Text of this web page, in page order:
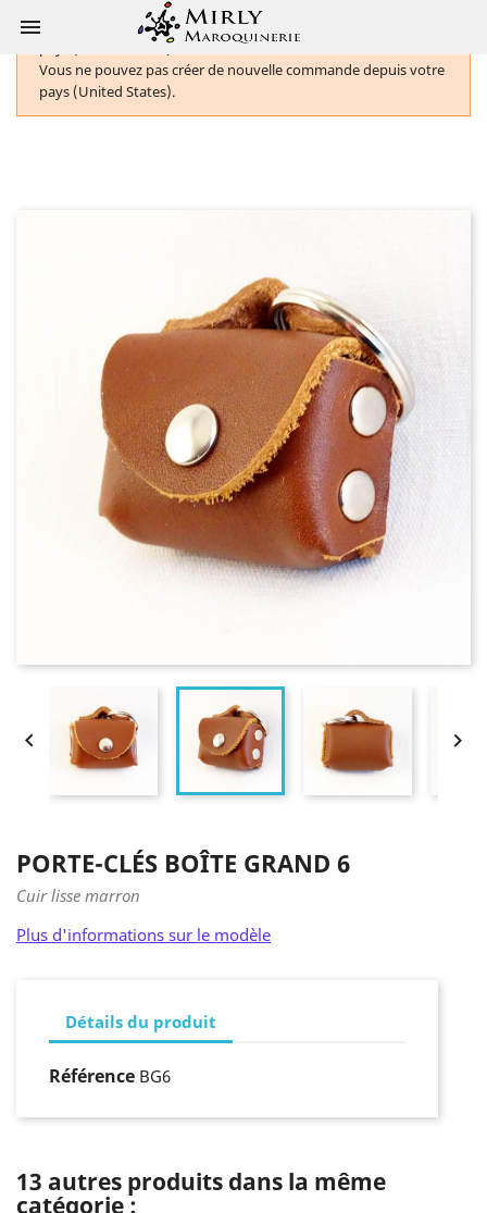
Vous ne pouvez pas créer de nouvelle commande depuis votre
pays (United States).
Vous ne pouvez pas créer de nouvelle commande depuis votre
pays (United States).
 
PORTE-CLÉS BOÎTE GRAND 6
Cuir lisse marron
Plus d'informations sur le modèle
Détails du produit
Référence BG6
13 autres produits dans la même
catégorie :